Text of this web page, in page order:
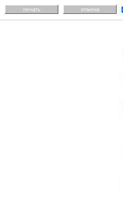
печать отмена